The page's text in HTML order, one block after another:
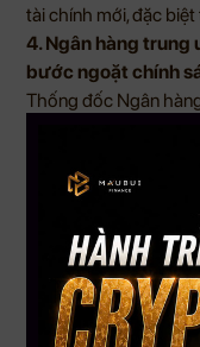
tài chính mới, đặc
4. Ngân hàng trung
bước ngoặt chính
Thống đốc Ngân
hệ thống ngân hàng
hàng đang xem xét
sử dụng rộng rãi”
tài sản số này được
chính thức của quốc
Nhận định: Khi một
khai ủng hộ